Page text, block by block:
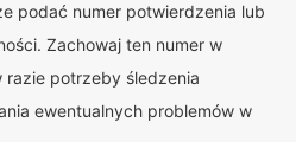
podać numer potwierdzenia lub
Zachowaj ten numer w
razie potrzeby śledzenia
ewentualnych problemów w